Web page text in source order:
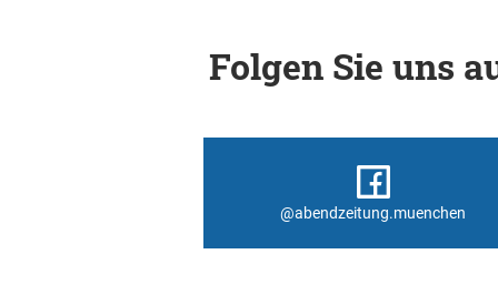
Folgen Sie uns
@abendzeitung.muenchen